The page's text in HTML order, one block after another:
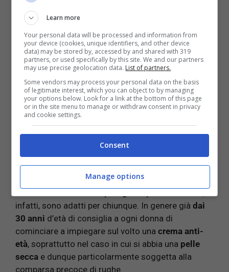
apportare
rughe, ma anche
come il sole, il freddo o l’inquinamento, eliminando
cellulite e formazione di acne.
Tra i benefici
comunemente promessi dai vari
brand e dagli slogan pubblicitari ci sono l’elasticità,
l’azione esfoliante e la lucentezza naturale della
pelle: assieme all’idratazione e a uno stile di vita
sano, che comprende l’alimentazione,questi fattori
possono concorrere a riparare la pelle
danneggiata dal tempo
Per valutare il prodotto più adatto, bisogna
infatti, sono adatti per chiunque. In genere già dai
30 anni d’età di consiglia a ogni donna di
cominciare a impiegare sul volto una crema anti-
età, soprattutto nel caso in cui si abbia una pelle
secca e dunque particolarmente soggetta alla
comparsa precoce di rughe.
Learn more
Your personal data will be processed and information from
your device (cookies, unique identifiers, and other device
data) may be stored by, accessed by and shared with 319
partners, or used specifically by this site. We and our partners
may use precise geolocation data. List of partners.
Some vendors may process your personal data on the basis
of legitimate interest, which you can object to by managing
your options below. Look for a link at the bottom of this page
or in the site menu to manage or withdraw consent in privacy
and cookie settings.
Consent
Manage options